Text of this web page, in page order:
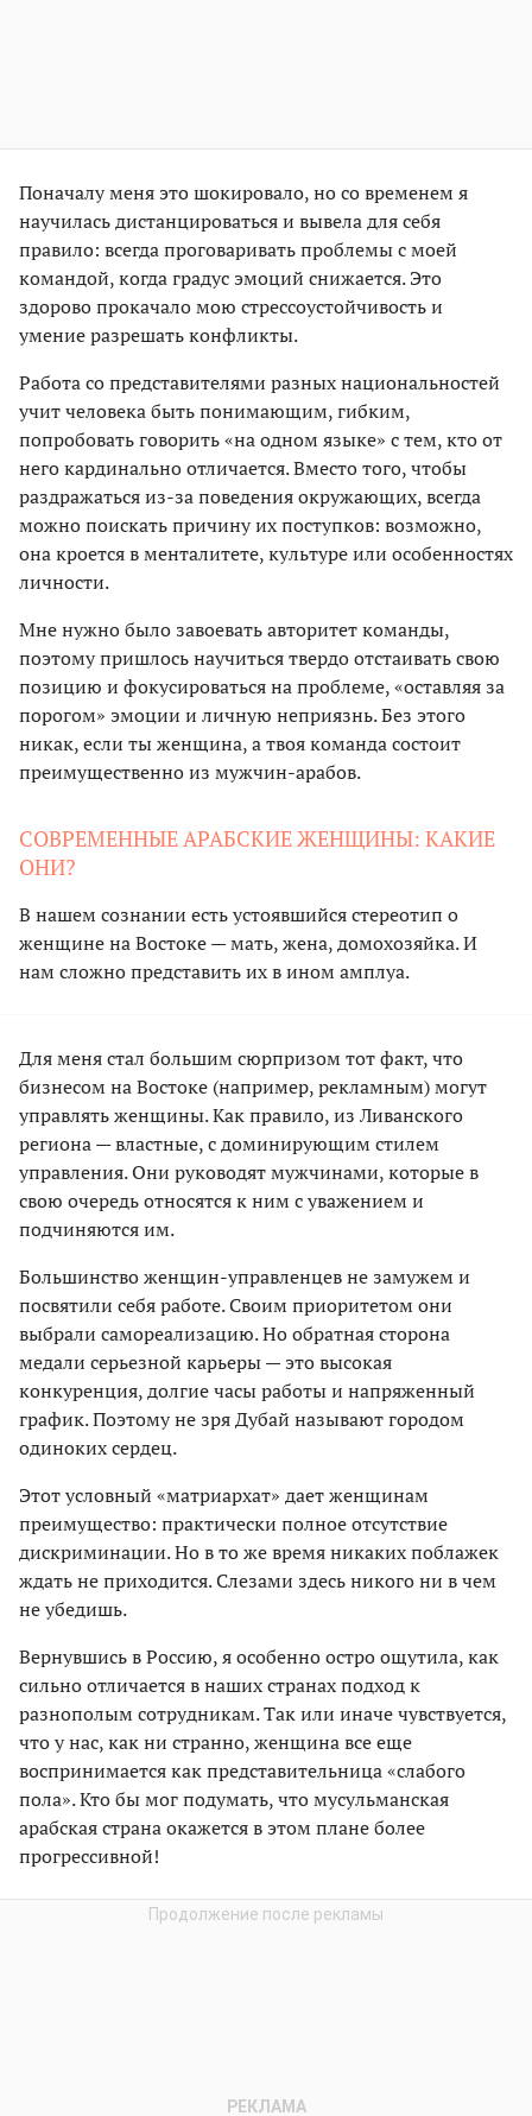
Поначалу меня это шокировало, но со временем я
научилась дистанцироваться и вывела для себя
правило: всегда проговаривать проблемы с моей
командой, когда градус эмоций снижается. Это
здорово прокачало мою стрессоустойчивость и
умение разрешать конфликты.
Работа со представителями разных национальностей
учит человека быть понимающим, гибким,
попробовать говорить «на одном языке» с тем, кто от
него кардинально отличается. Вместо того, чтобы
раздражаться из-за поведения окружающих, всегда
можно поискать причину их поступков: возможно,
она кроется в менталитете, культуре или особенностях
личности.
Мне нужно было завоевать авторитет команды,
поэтому пришлось научиться твердо отстаивать свою
позицию и фокусироваться на проблеме, «оставляя за
порогом» эмоции и личную неприязнь. Без этого
никак, если ты женщина, а твоя команда состоит
преимущественно из мужчин-арабов.
СОВРЕМЕННЫЕ АРАБСКИЕ ЖЕНЩИНЫ: КАКИЕ
ОНИ?
В нашем сознании есть устоявшийся стереотип о
женщине на Востоке — мать, жена, домохозяйка. И
нам сложно представить их в ином амплуа.
Для меня стал большим сюрпризом тот факт, что
бизнесом на Востоке (например, рекламным) могут
управлять женщины. Как правило, из Ливанского
региона — властные, с доминирующим стилем
управления. Они руководят мужчинами, которые в
свою очередь относятся к ним с уважением и
подчиняются им.
Большинство женщин-управленцев не замужем и
посвятили себя работе. Своим приоритетом они
выбрали самореализацию. Но обратная сторона
медали серьезной карьеры — это высокая
конкуренция, долгие часы работы и напряженный
график. Поэтому не зря Дубай называют городом
одиноких сердец.
Этот условный «матриархат» дает женщинам
преимущество: практически полное отсутствие
дискриминации. Но в то же время никаких поблажек
ждать не приходится. Слезами здесь никого ни в чем
не убедишь.
Вернувшись в Россию, я особенно остро ощутила, как
сильно отличается в наших странах подход к
разнополым сотрудникам. Так или иначе чувствуется,
что у нас, как ни странно, женщина все еще
воспринимается как представительница «слабого
пола». Кто бы мог подумать, что мусульманская
арабская страна окажется в этом плане более
прогрессивной!